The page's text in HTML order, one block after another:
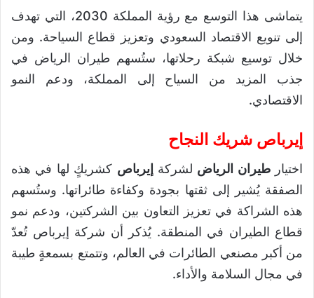
يتماشى هذا التوسع مع رؤية المملكة 2030، التي تهدف
إلى تنويع الاقتصاد السعودي وتعزيز قطاع السياحة. ومن
خلال توسيع شبكة رحلاتها، ستُسهم طيران الرياض في
جذب المزيد من السياح إلى المملكة، ودعم النمو
الاقتصادي.
إيرباص شريك النجاح
اختيارطيران الرياض لشركة إيرباص كشريكٍ لها في هذه
الصفقة يُشير إلى ثقتها بجودة وكفاءة طائراتها. وستُسهم
هذه الشراكة في تعزيز التعاون بين الشركتين، ودعم نمو
قطاع الطيران في المنطقة. يُذكر أن شركة إيرباص تُعدّ
من أكبر مصنعي الطائرات في العالم، وتتمتع بسمعةٍ طيبة
في مجال السلامة والأداء.